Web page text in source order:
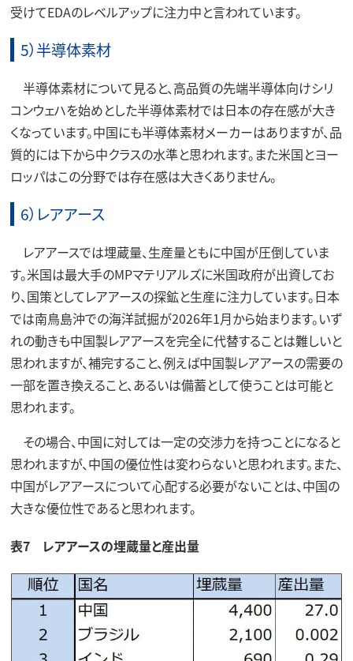
受けてEDAのレベルアップに注力中と言われています。
5）半導体素材
半導体素材について見ると、高品質の先端半導体向けシリ
コンウェハを始めとした半導体素材では日本の存在感が大き
くなっています。中国にも半導体素材メーカーはありますが、品
質的には下から中クラスの水準と思われます。また米国とヨー
ロッパはこの分野では存在感は大きくありません。
6）レアアース
レアアースでは埋蔵量、生産量ともに中国が圧倒していま
す。米国は最大手のMPマテリアルズに米国政府が出資してお
り、国策としてレアアースの探鉱と生産に注力しています。日本
では南鳥島沖での海洋試掘が2026年1月から始まります。いず
れの動きも中国製レアアースを完全に代替することは難しいと
思われますが、補完すること、例えば中国製レアアースの需要の
一部を置き換えること、あるいは備蓄として使うことは可能と
思われます。
その場合、中国に対しては一定の交渉力を持つことになると
思われますが、中国の優位性は変わらないと思われます。また、
中国がレアアースについて心配する必要がないことは、中国の
大きな優位性であると思われます。
表7 レアアースの埋蔵量と産出量